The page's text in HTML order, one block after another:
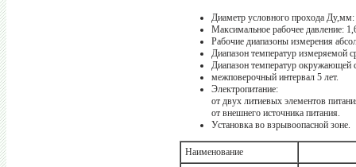
Диаметр условного прохода
Максимальное рабочее давление:
Рабочие диапазоны измерения
Диапазон температур измеряемой
Диапазон температур окружающей
межповерочный интервал 5 лет.
Электропитание:
от двух литиевых элементов
от внешнего источника питания.
Установка во взрывоопасной зоне.
Наименование